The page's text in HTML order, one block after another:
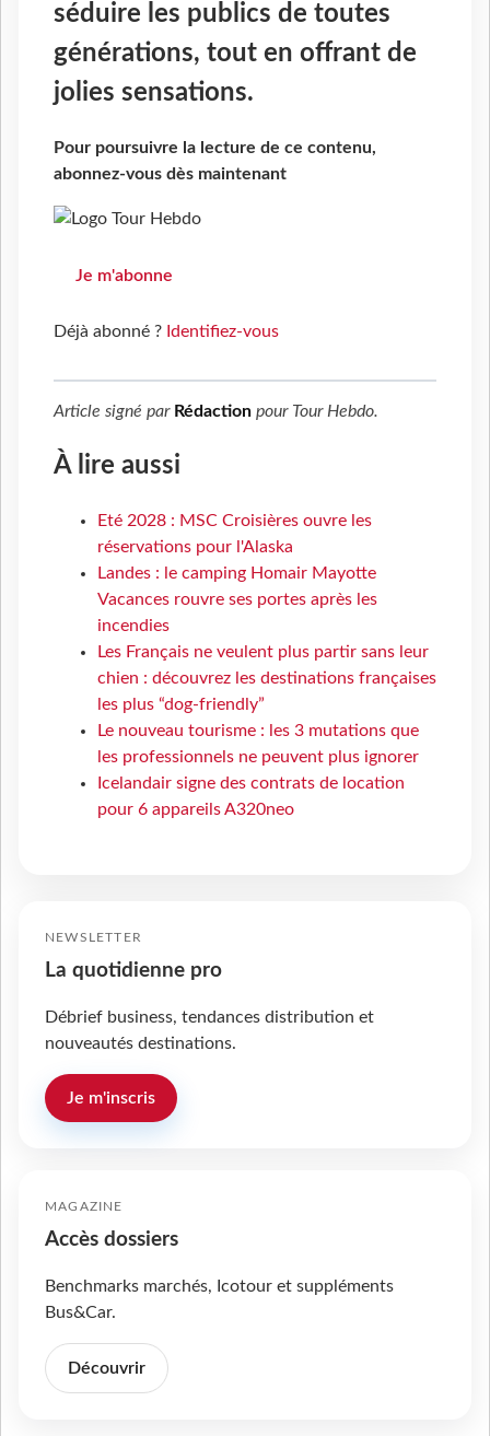
séduire les publics de toutes
générations, tout en offrant de
jolies sensations.
Pour poursuivre la lecture de ce contenu,
abonnez-vous dès maintenant
Je m'abonne
Déjà abonné ? Identifiez-vous
Article signé par Rédaction pour Tour Hebdo.
À lire aussi
Eté 2028 : MSC Croisières ouvre les
réservations pour l'Alaska
Landes : le camping Homair Mayotte
Vacances rouvre ses portes après les
incendies
Les Français ne veulent plus partir sans leur
chien : découvrez les destinations françaises
les plus “dog-friendly”
Le nouveau tourisme : les 3 mutations que
les professionnels ne peuvent plus ignorer
Icelandair signe des contrats de location
pour 6 appareils A320neo
NEWSLETTER
La quotidienne pro
Débrief business, tendances distribution et
nouveautés destinations.
Je m'inscris
MAGAZINE
Accès dossiers
Benchmarks marchés, Icotour et suppléments
Bus&Car.
Découvrir